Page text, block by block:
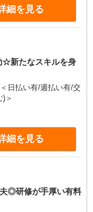
細を見る
☆新たなスキルを身
日払い有/週払い有/交
＞
細を見る
◎研修が手厚い有料